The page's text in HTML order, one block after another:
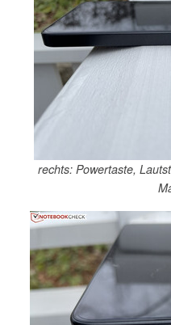
rechts: Powertaste,